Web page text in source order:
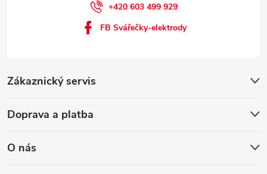
Zákaznický servis
Doprava a platba
O nás
+420 603 499 929
FB Svářečky-elektrody